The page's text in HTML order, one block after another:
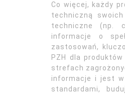
Co więcej, każdy
techniczną
techniczne (np.
informacje o
zastosowań,
PZH dla
strefach
informacje i jest w
standardami,